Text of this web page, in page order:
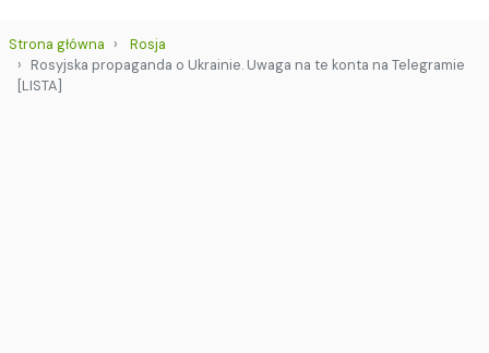
Strona główna
Rosja
Rosyjska propaganda o Ukrainie. Uwaga na te konta na Telegramie
[LISTA]